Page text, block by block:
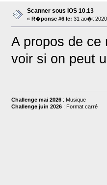
Scanner sous IOS 10.13
« R�ponse #6 le: 31 ao�t 2020
A propos de ce
voir si on peut
Challenge mai 2026: Musique
Challenge juin 2026: Format carré